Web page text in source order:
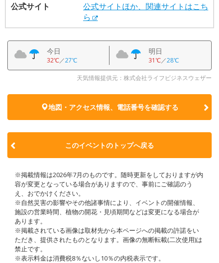
公式サイト
公式サイトほか、関連サイトはこち
ら
今日
32℃／27℃
明日
31℃／28℃
天気情報提供元：株式会社ライフビジネスウェザー
地図・アクセス情報、電話番号を確認する
このイベントのトップへ戻る
※掲載情報は2026年7月のものです。随時更新をしておりますが内
容が変更となっている場合がありますので、事前にご確認のう
え、おでかけください。
※自然災害の影響やその他諸事情により、イベントの開催情報、
施設の営業時間、植物の開花・見頃期間などは変更になる場合が
あります。
※掲載されている画像は取材先から本ページへの掲載の許諾をい
ただき、提供されたものとなります。画像の無断転載(二次使用)は
禁止です。
※表示料金は消費税8％ないし10％の内税表示です。